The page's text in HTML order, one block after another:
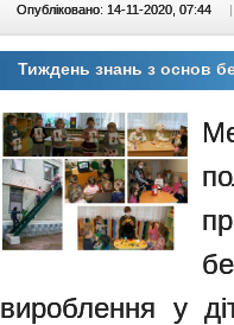
Опубліковано: 14-11-2020, 07:44 |
Тиждень знань з основ
вироблення у